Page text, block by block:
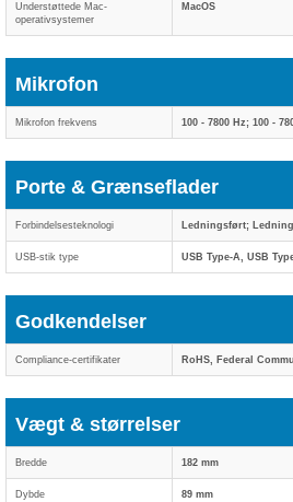
Understøttede Mac-
operativsystemer
MacOS
Mikrofon
Mikrofon frekvens 100 - 7800 Hz; 100 -
Porte & Grænseflader
Forbindelsesteknologi Ledningsført;
USB-stik type USB Type-A, USB
Godkendelser
Compliance-certifikater RoHS, Federal
Vægt & størrelser
Bredde 182 mm
Dybde 89 mm